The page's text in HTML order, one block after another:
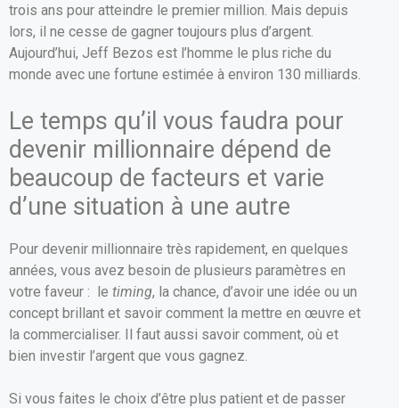
trois ans pour atteindre le premier million. Mais depuis
lors, il ne cesse de gagner toujours plus d’argent.
Aujourd’hui, Jeff Bezos est l’homme le plus riche du
monde avec une fortune estimée à environ 130 milliards.
Le temps qu’il vous faudra pour
devenir millionnaire dépend de
beaucoup de facteurs et varie
d’une situation à une autre
Pour devenir millionnaire très rapidement, en quelques
années, vous avez besoin de plusieurs paramètres en
votre faveur : le timing, la chance, d’avoir une idée ou un
concept brillant et savoir comment la mettre en œuvre et
la commercialiser. Il faut aussi savoir comment, où et
bien investir l’argent que vous gagnez.
Si vous faites le choix d’être plus patient et de passer